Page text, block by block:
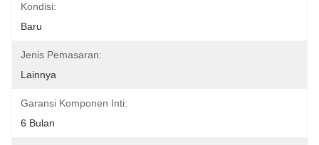
Kondisi:
Baru
Jenis Pemasaran:
Lainnya
Garansi Komponen Inti:
6 Bulan